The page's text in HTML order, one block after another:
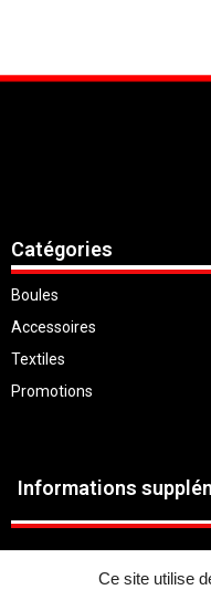
Catégories
Boules
Accessoires
Textiles
Promotions
Informations
Ce site utilise